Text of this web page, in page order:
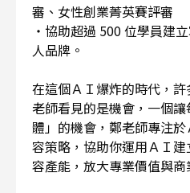
審、女性創業菁英賽評審
・協助超過 500 位學員建
人品牌。
在這個ＡＩ爆炸的時代，
老師看見的是機會，一個
體」的機會，鄭老師專注
容策略，協助你運用ＡＩ
容產能，放大專業價值與商